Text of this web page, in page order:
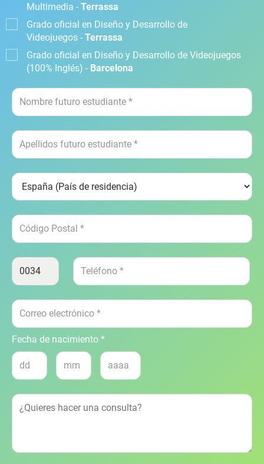
Multimedia - Terrassa
Grado oficial en Diseño y Desarrollo de
Videojuegos - Terrassa
Grado oficial en Diseño y Desarrollo de Videojuegos
(100% Inglés) - Barcelona
Fecha de nacimiento *